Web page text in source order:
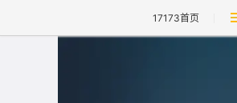
17173首页